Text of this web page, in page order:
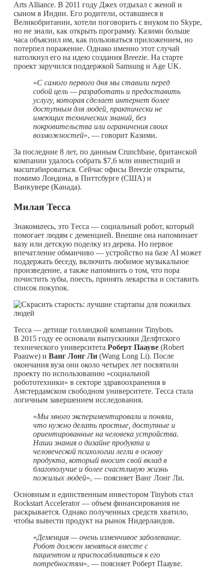
Arts Alliance. В 2011 году Джех отдыхал с женой и
сыном в Индии. Его родители, оставшиеся в
Великобритании, хотели поговорить с внуком по Skype,
но не знали, как открыть программу. Казими больше
часа объяснил им, как пользоваться приложением, но
потерпел поражение. Однако именно этот случай
натолкнул его на идею создания Breezie. На старте
проект заручился поддержкой Samsung и Age UK.
«С самого первого дня мы ставили перед
собой цель — разработать и предоставить
услугу, которая сделает интернет более
доступным для людей, практически не
имеющих технических знаний, без
покровительства или ограничения своих
возможностей», — говорит Казими.
За последние 8 лет, по данным Crunchbase, британской
компании удалось собрать $7,6 млн инвестиций и
масштабироваться. Сейчас офисы Breezie открыты,
помимо Лондона, в Питтсбурге (США) и
Ванкувере (Канада).
Милая Тесса
Знакомьтесь, это Tесса — социальный робот, который
помогает людям с деменцией. Внешне она напоминает
вазу или детскую поделку из дерева. Но первое
впечатление обманчиво — устройство на базе AI может
поддержать беседу, включить любимое музыкальное
произведение, а также напомнить о том, что пора
почистить зубы, поесть, принять лекарства и составить
список покупок.
Тесса — детище голландкой компании Tinybots.
В 2015 году ее основали выпускники Делфтского
технического университета Роберт Паауве (Robert
Paauwe) и Ванг Лонг Ли (Wang Long Li). После
окончания вуза они около четырех лет посвятили
проекту по использованию «социальной
робототехники» в секторе здравоохранения в
Амстердамском свободном университете. Tесса стала
логичным завершением исследования.
«Мы много экспериментировали и поняли,
что нужно делать простые, доступные и
ориентированные на человека устройства.
Наши знания о дизайне продукта и
человеческой психологии легли в основу
продукта, который вносит свой вклад в
благополучие и более счастливую жизнь
пожилых людей», — поясняет Ванг Лонг Ли.
Основным и единственным инвестором Tinybots стал
Rockstart Accelerator — объем финансирования не
раскрывается. Однако полученных средств хватило,
чтобы вывести продукт на рынок Нидерландов.
«Деменция — очень изменчивое заболевание.
Робот должен меняться вместе с
пациентом и приспосабливаться к его
потребностям», — поясняет Роберт Паауве.